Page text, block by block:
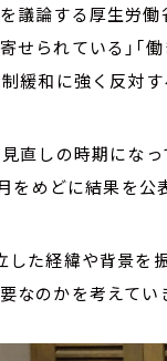
議論する厚生労働
せられている」「
緩和に強く反対
直しの時期にな
をめどに結果を公
た経緯や背景を
なのかを考えてい